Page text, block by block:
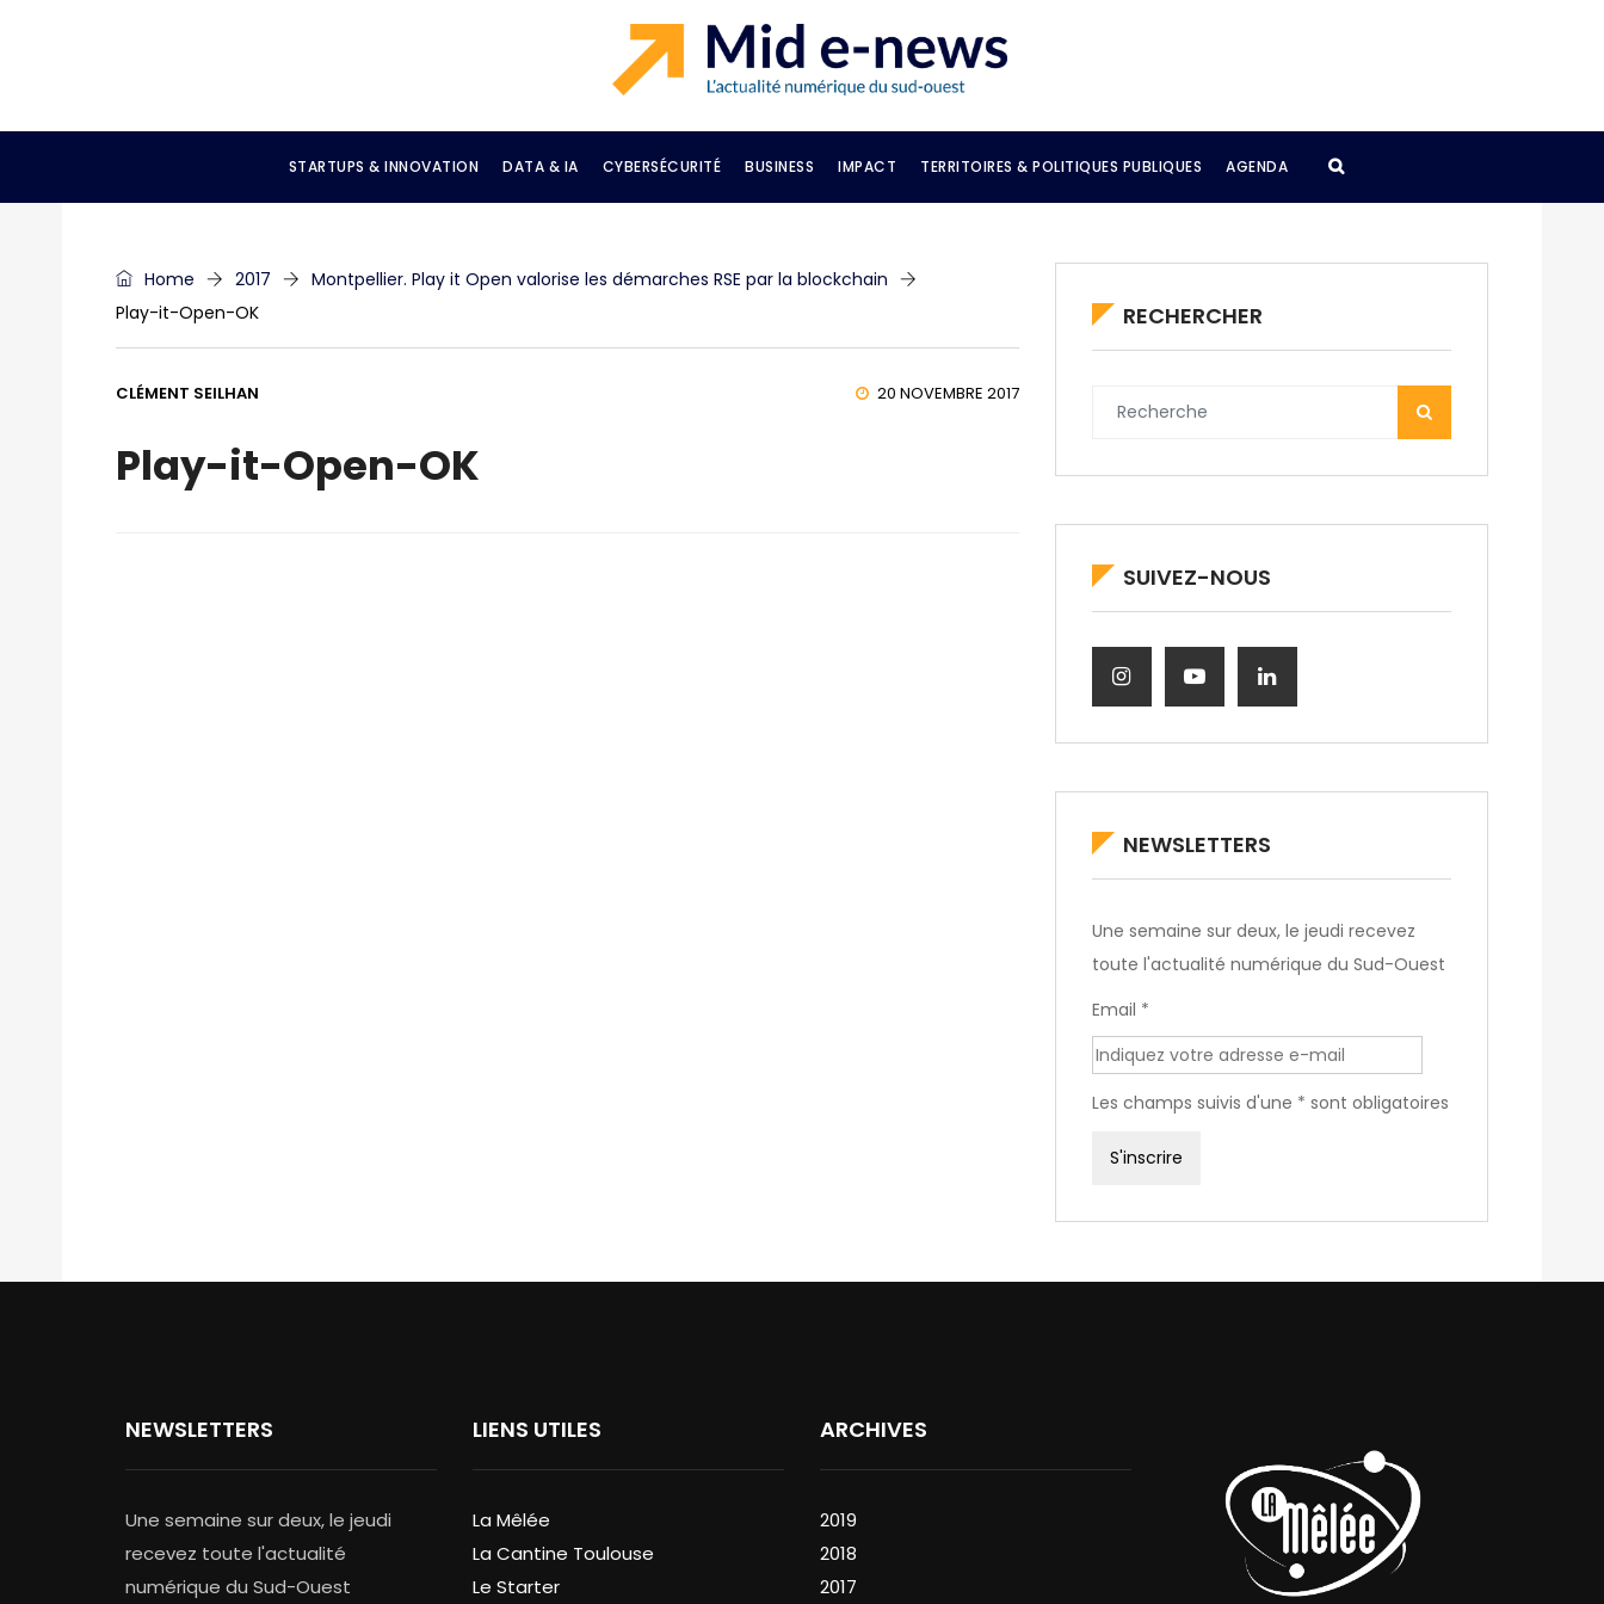
STARTUPS & INNOVATION DATA & IA CYBERSÉCURITÉ BUSINESS IMPACT TERRITOIRES & POLITIQUES PUBLIQUES AGENDA
Home 2017
Montpellier. Play it Open valorise les démarches RSE par la blockchain
Play-it-Open-OK
CLÉMENT SEILHAN 20 NOVEMBRE 2017
Play-it-Open-OK
RECHERCHER
SUIVEZ-NOUS
NEWSLETTERS
Une semaine sur deux, le jeudi recevez
toute l'actualité numérique du Sud-Ouest
Email *
Les champs suivis d'une * sont obligatoires
NEWSLETTERS
Une semaine sur deux, le jeudi
recevez toute l'actualité
numérique du Sud-Ouest
LIENS UTILES
La Mêlée
La Cantine Toulouse
Le Starter
ARCHIVES
2019
2018
2017